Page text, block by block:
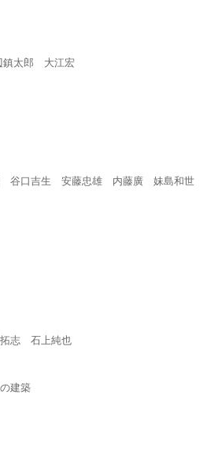
太郎 大江宏
谷口吉生 安藤忠雄 内藤廣 妹島和世
志 石上純也
建築